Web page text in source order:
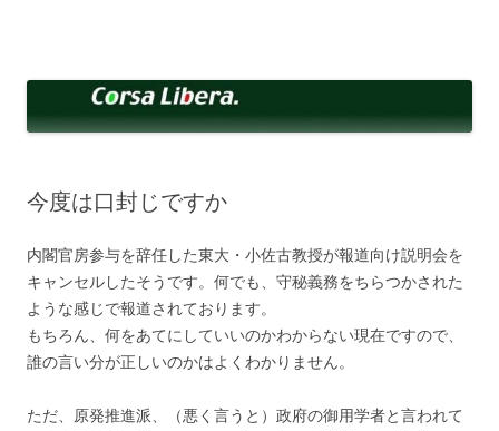
へ
ッ
今度は口封じですか
内閣官房参与を辞任した東大・小佐古教授が報道向け説明会を
キャンセルしたそうです。何でも、守秘義務をちらつかされた
ような感じで報道されております。
もちろん、何をあてにしていいのかわからない現在ですので、
誰の言い分が正しいのかはよくわかりません。
ただ、原発推進派、（悪く言うと）政府の御用学者と言われて